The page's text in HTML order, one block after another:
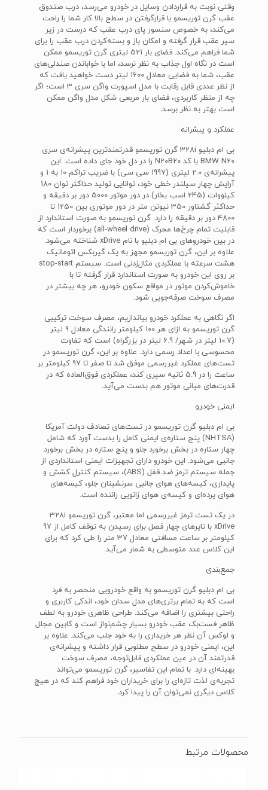
وقتی نوبت به قراردادن وسایل در خودرو می‌رسد، درب صندوق
عقب گرن توریسمو با قرارگرفتن در سطح بالا کار شما را راحت
می‌کند، به خصوص سنسور پای درب عقب که درست در زیر
سپر عقب قرار گرفته و امکان باز و بسته‌کردن درب عقب را برای
شما فراهم می‌کند. فضای بار 521 لیتری گرن توریسمو ممکن
است در نگاه اول جذاب به نظر نرسد، اما با خواباندن صندلی‌های
عقب، شما به فضایی معادل 1600 لیتر دست خواهید یافت که
از نظر عددی قابل رقابت با مدل اسپورت واگن سری 3 است؛ اگر
چه از منظر کاربردی، فضای بار مربعی شکل مدل واگن ممکن
است بهتر به نظر برسد.
عملکرد و پیشرانه
بی ام دبلیو 328i گرن توریسمو قدرتمندترین پیشرانه‌ی سری
BMW N20 با کد N20B20 را در دل خود جای داده است. این
پیشرانه‌ی 2.0 لیتری (1997 سی سی) با ضریب تراکم 10 به 1 و
آرایش چهار سیلندر خطی خود، توانایی تولید حداکثر توان 180
کیلووات (245 اسب بخار) در دور موتور 5000 دور بر دقیقه و
حداکثر گشتاور 350 نیوتن متر در دور موتوری بین 1250 تا
4800 دور بر دقیقه را دارد. گرن توریسمو به صورت استاندارد از
قابلیت تمام چرخ‌ها محرک (all-wheel drive) برخوردار است که
در بین خودروهای بی ام دبلیو با نام xDrive شناخته می‌شود.
علاوه بر این، گرن توریسمو مجهز به یک گیربکس اتوماتیک
هشت سرعته با عملکردی مثال‌زدنی است. سیستم stop-start
بر روی این خودرو به صورت استاندارد قرار گرفته تا با
خاموش‌کردن موتور در مواقع سکون خودرو، هر چه بیشتر در
مصرف سوخت صرفه‌جویی شود.
اگر نگاهی به عملکرد خودرو بیاندازیم، مصرف سوخت ترکیبی
گرن توریسمو به ازای هر 100 کیلومتر رانندگی معادل 9 لیتر
(10.7 لیتر در شهر/ 6.9 لیتر در بزرگراه) است که تفاوت
محسوسی با اعداد رسمی دارد. علاوه بر این، گرن توریسمو در
تست‌های عملکرد غیررسمی موفق شد تا صفر تا 97 کیلومتر بر
ساعت را در 5.9 ثانیه سپری کند، عملکردی فوق‌العاده که در
قدرت‌های میانی موتور هم بدست می‌آید.
ایمنی خودرو
بی ام دبلیو گرن توریسمو در تست‌های تصادف دولت آمریکا
(NHTSA) پنج ستاره‌ی ایمنی کامل را بدست آورد که شامل
چهار ستاره در بخش برخورد جلو و پنج ستاره در بخش برخورد
جانبی می‌شود. این خودرو دارای تجهیزات ایمنی استانداردی از
جمله سیستم ترمز ضد قفل (ABS)، سیستم کنترل کشش و
پایداری، کیسه‌های هوای جانبی سرنشینان جلو، کیسه‌های
هوای پرده‌ای و کیسه‌ی هوای زانویی راننده است.
در یک تست ترمز غیررسمی اما معتبر، گرن توریسمو 328i
xDrive با تایرهای چهار فصل برای رسیدن به توقف کامل از 97
کیلومتر بر ساعت مسافتی معادل 37 متر را طی کرد که برای
این کلاس عدد متوسطی به شمار می‌آید.
جمع‌بندی
بی ام دبلیو گرن توریسمو به واقع خودرویی منحصر به فرد
است که به تمام برتری‌های مدل سدان خود، اندکی کاربری و
راحتی بیشتری را اضافه می‌کند. طراحی ظاهری خودرو به لطف
ظاهر فست‌بک عقب خودرو بسیار چشم‌نواز است و کابین مجلل
و لوکس آن نظر هر خریداری را به خود جلب می‌کند. علاوه بر
این، ایمنی خودرو در سطح مطلوبی قرار داشته و پیشرانه‌ی
قدرتمند آن در عین عملکردی قابل‌توجه، مصرف سوخت
بهینه‌ای دارد. با تمام این تفاسیر، گرن توریسمو می‌تواند
تجربه‌ی لذت تازه‌ای را برای خریداران خود فراهم کند که در هیچ
کلاس دیگری نمی‌توان آن را پیدا کرد.
محصولات مرتبط